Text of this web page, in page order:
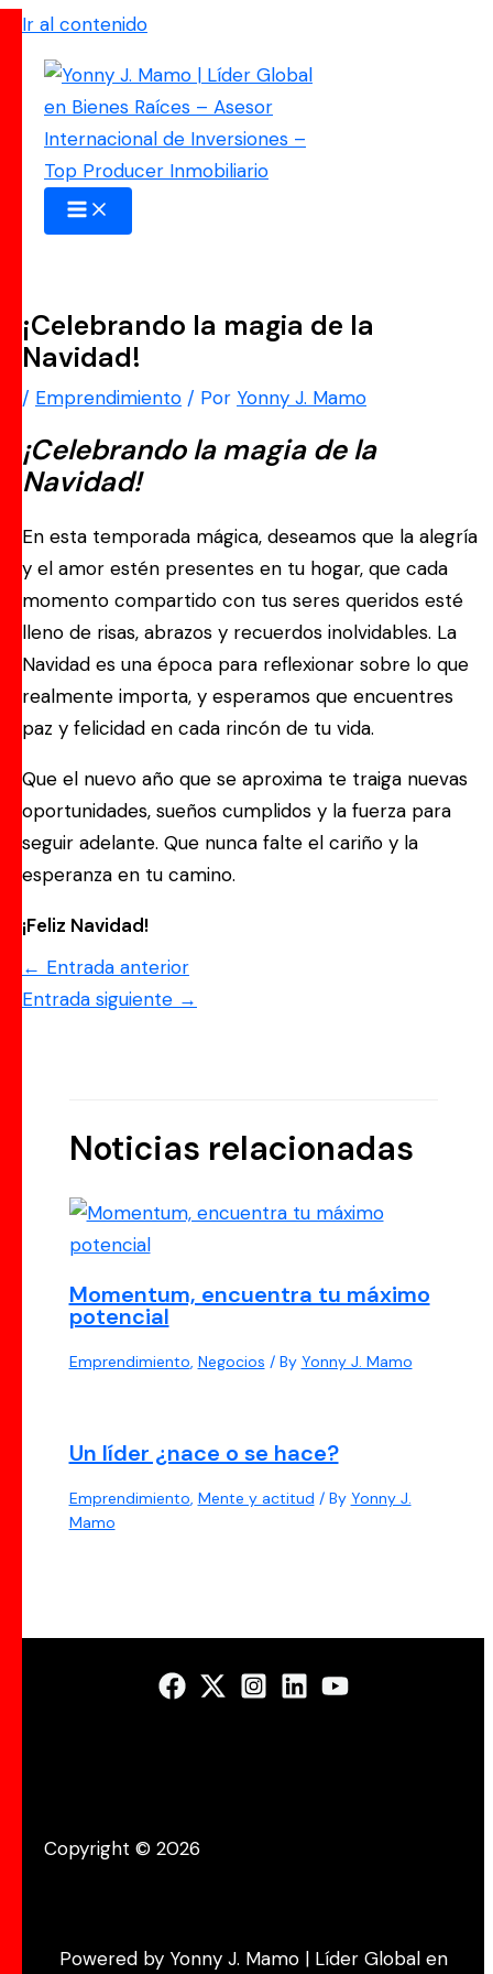
Ir al contenido
¡Celebrando la magia de la
Navidad!
/ Emprendimiento / Por Yonny J. Mamo
¡Celebrando la magia de la
Navidad!
En esta temporada mágica, deseamos que la alegría
y el amor estén presentes en tu hogar, que cada
momento compartido con tus seres queridos esté
lleno de risas, abrazos y recuerdos inolvidables. La
Navidad es una época para reflexionar sobre lo que
realmente importa, y esperamos que encuentres
paz y felicidad en cada rincón de tu vida.
Que el nuevo año que se aproxima te traiga nuevas
oportunidades, sueños cumplidos y la fuerza para
seguir adelante. Que nunca falte el cariño y la
esperanza en tu camino.
¡Feliz Navidad!
← Entrada anterior
Entrada siguiente →
Noticias relacionadas
Momentum, encuentra tu máximo
potencial
Emprendimiento, Negocios / By Yonny J. Mamo
Un líder ¿nace o se hace?
Emprendimiento, Mente y actitud / By Yonny J.
Mamo
Copyright © 2026
Powered by Yonny J. Mamo | Líder Global en